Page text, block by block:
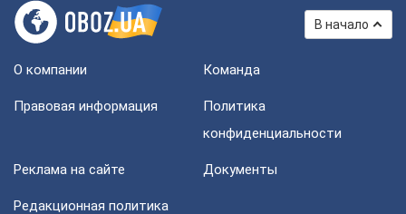
В начало
О компании Команда
Правовая информация
Политика
конфиденциальности
Реклама на сайте Документы
Редакционная политика